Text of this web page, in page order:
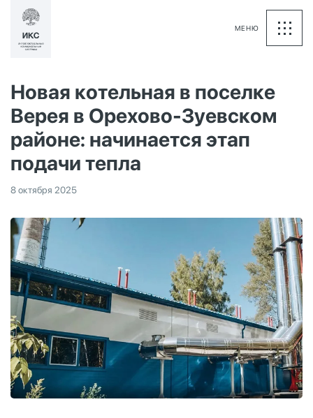
МЕНЮ
Новая котельная в поселке
Верея в Орехово-Зуевском
районе: начинается этап
подачи тепла
8 октября 2025